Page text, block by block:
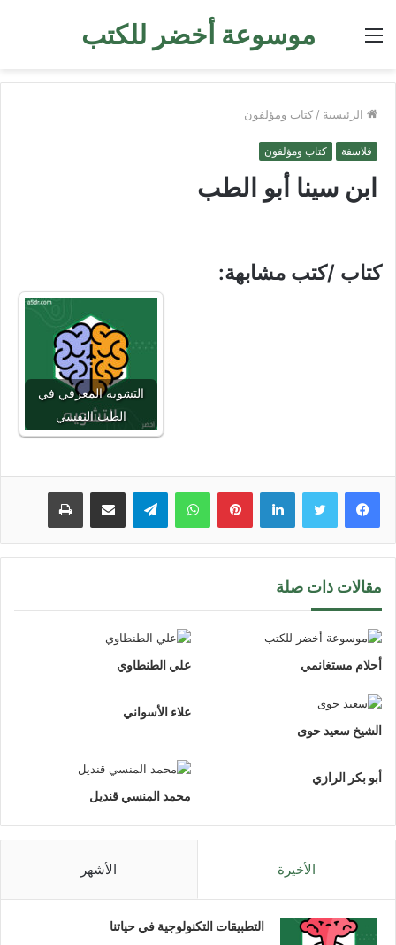
موسوعة أخضر للكتب القائمة
الرئيسية / كتاب ومؤلفون
فلاسفة كتاب ومؤلفون
ابن سينا أبو الطب
كتاب /كتب مشابهة:
التشويه المعرفي في
الطب النفسي
لينكدإن بينتيريستواتساب تيلقرام مشاركة عبر البريد طباعة
مقالات ذات صلة
أحلام مستغانمي علي الطنطاوي
الشيخ سعيد حوى
علاء الأسواني
أبو بكر الرازي
محمد المنسي قنديل
الأخيرة الأشهر
التطبيقات التكنولوجية في حياتنا